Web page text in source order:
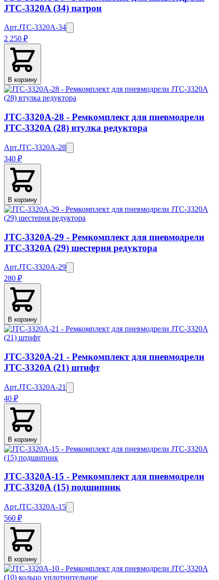
JTC-3320A (34) патрон
Арт.JTC-3320A-34
2 250 ₽
В корзину
JTC-3320A-28 - Ремкомплект для пневмодрели
JTC-3320A (28) втулка редуктора
Арт.JTC-3320A-28
340 ₽
В корзину
JTC-3320A-29 - Ремкомплект для пневмодрели
JTC-3320A (29) шестерня редуктора
Арт.JTC-3320A-29
280 ₽
В корзину
JTC-3320A-21 - Ремкомплект для пневмодрели
JTC-3320A (21) штифт
Арт.JTC-3320A-21
40 ₽
В корзину
JTC-3320A-15 - Ремкомплект для пневмодрели
JTC-3320A (15) подшипник
Арт.JTC-3320A-15
560 ₽
В корзину